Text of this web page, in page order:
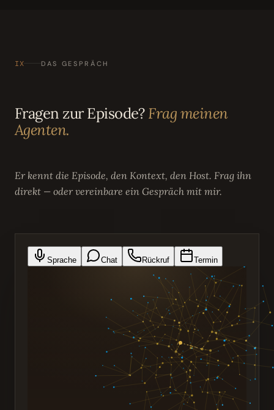
IX DAS GESPRÄCH
Fragen zur Episode?Frag meinen
Agenten.
Er kennt die Episode, den Kontext, den Host. Frag ihn
direkt — oder vereinbare ein Gespräch mit mir.
Sprache Chat Rückruf Termin